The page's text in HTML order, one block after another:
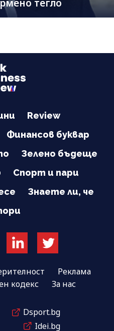
тегло
Review
Финансов буквар
Зелено бъдеще
Спорт и пари
Знаете ли, че
Реклама
кодекс За нас
Dsport.bg
Idei.bg